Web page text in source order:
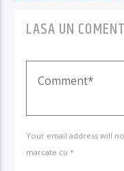
LASA UN
Your email address will
marcate cu *